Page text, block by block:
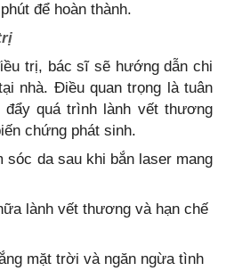
để hoàn thành.
trị, bác sĩ sẽ hướng dẫn chi
nhà. Điều quan trọng là tuân
quá trình lành vết thương
chứng phát sinh.
sóc da sau khi bắn laser mang
lành vết thương và hạn chế
mặt trời và ngăn ngừa tình